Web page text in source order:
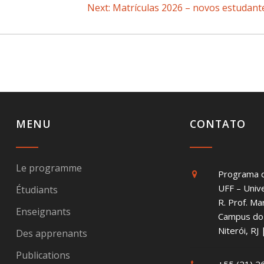
Next: Next
Matrículas 2026 – novos
MENU
Le programme
Étudiants
Enseignants
Des apprenants
Publications
CONTATO
Programa
UFF –
R. Prof.
Campus
Niterói,